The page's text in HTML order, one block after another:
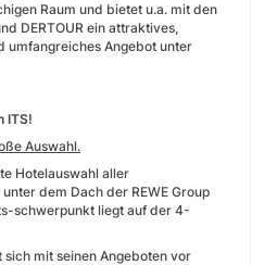
Raum und bietet u.a. mit den
DERTOUR ein attraktives,
umfangreiches Angebot unter
ITS!
Auswahl.
Hotelauswahl aller
dem Dach der REWE Group
schwerpunkt liegt auf der 4-
mit seinen Angeboten vor